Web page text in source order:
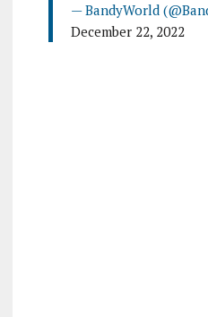
— BandyWorld
December 22, 2022